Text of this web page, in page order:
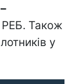
РЕБ. Також
у